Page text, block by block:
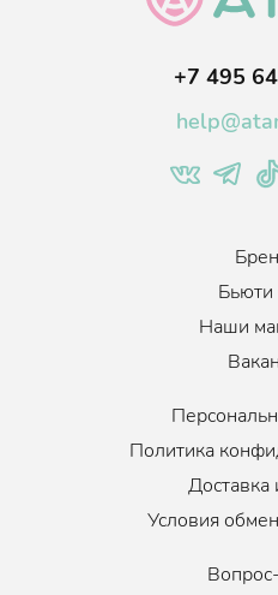
Экстракт розмарина -
Экстракт бергамота -
нормализует работу
свежести длительное время.
+7 495
Бьюти
Наши
Политика
Доставка
Условия